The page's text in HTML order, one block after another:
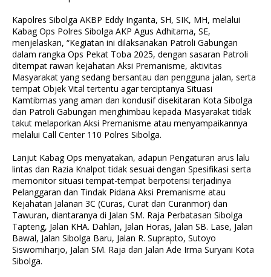
Kapolres Sibolga AKBP Eddy Inganta, SH, SIK, MH, melalui
Kabag Ops Polres Sibolga AKP Agus Adhitama, SE,
menjelaskan, “Kegiatan ini dilaksanakan Patroli Gabungan
dalam rangka Ops Pekat Toba 2025, dengan sasaran Patroli
ditempat rawan kejahatan Aksi Premanisme, aktivitas
Masyarakat yang sedang bersantau dan pengguna jalan, serta
tempat Objek Vital tertentu agar terciptanya Situasi
Kamtibmas yang aman dan kondusif disekitaran Kota Sibolga
dan Patroli Gabungan menghimbau kepada Masyarakat tidak
takut melaporkan Aksi Premanisme atau menyampaikannya
melalui Call Center 110 Polres Sibolga.
Lanjut Kabag Ops menyatakan, adapun Pengaturan arus lalu
lintas dan Razia Knalpot tidak sesuai dengan Spesifikasi serta
memonitor situasi tempat-tempat berpotensi terjadinya
Pelanggaran dan Tindak Pidana Aksi Premanisme atau
Kejahatan Jalanan 3C (Curas, Curat dan Curanmor) dan
Tawuran, diantaranya di Jalan SM. Raja Perbatasan Sibolga
Tapteng, Jalan KHA. Dahlan, Jalan Horas, Jalan SB. Lase, Jalan
Bawal, Jalan Sibolga Baru, Jalan R. Suprapto, Sutoyo
Siswomiharjo, Jalan SM. Raja dan Jalan Ade Irma Suryani Kota
Sibolga.